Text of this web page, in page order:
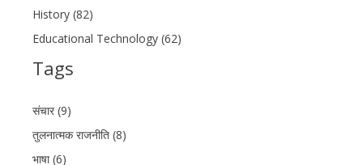
History (82)
Educational Technology (62)
Tags
संचार (9)
तुलनात्मक राजनीति (8)
भाषा (6)